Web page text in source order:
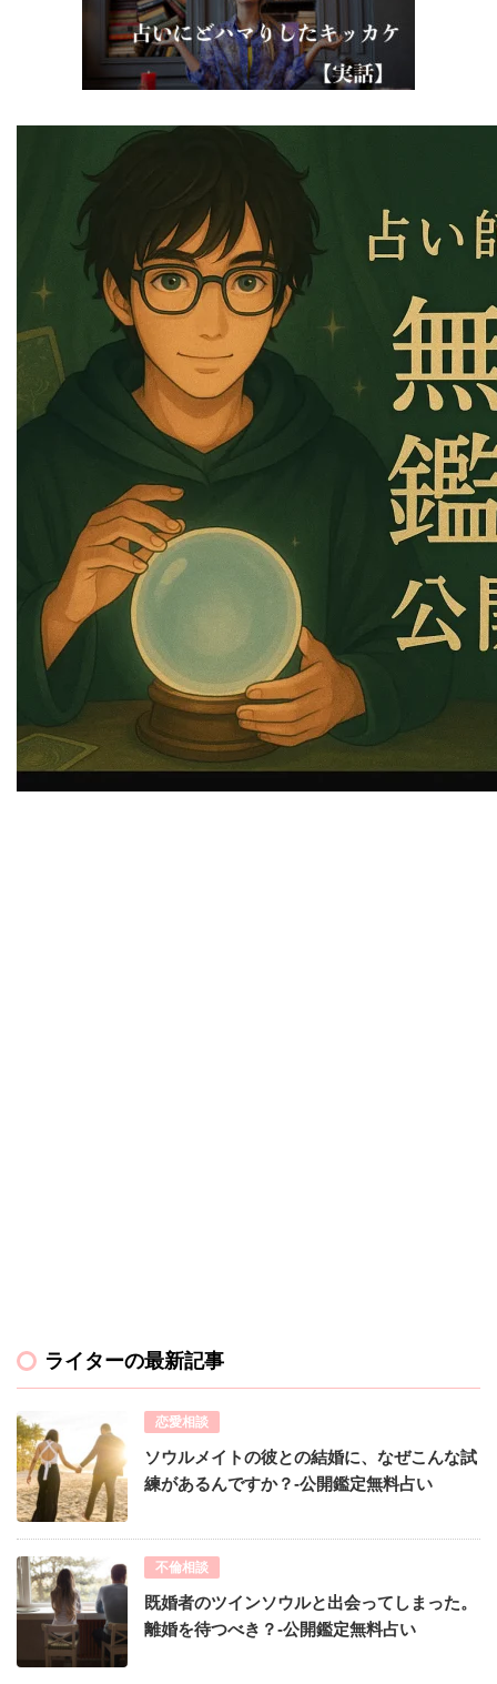
ライターの最新記事
恋愛相談
ソウルメイトの彼との結婚に、なぜこんな試
練があるんですか？-公開鑑定無料占い
不倫相談
既婚者のツインソウルと出会ってしまった。
離婚を待つべき？-公開鑑定無料占い